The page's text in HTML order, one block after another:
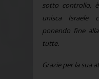
sotto controllo,
unisca Israele
ponendo fine
tutte.
Grazie per la sua